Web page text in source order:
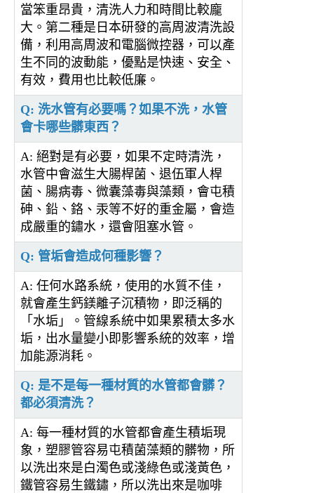
當笨重昂貴，清洗人力和時間比較龐
大。第二種是日本研發的高周波清洗設
備，利用高周波和電腦微控器，可以產
生不同的波動能，優點是快速、安全、
有效，費用也比較低廉。
Q: 洗水管有必要嗎？如果不洗，水管
會卡哪些髒東西？
A: 絕對是有必要，如果不定時清洗，
水管中會滋生大腸桿菌、退伍軍人桿
菌、腸病毒、微囊藻毒與藻類，會屯積
砷、鉛、鉻、汞等不好的重金屬，會造
成嚴重的鏽水，還會阻塞水管。
Q: 管垢會造成何種影響？
A: 任何水路系統，使用的水質不佳，
就會產生鈣鎂離子沉積物，即泛稱的
「水垢」。管線系統中如果累積太多水
垢，出水量變小即影響系統的效率，增
加能源消耗。
Q: 是不是每一種材質的水管都會髒？
都必須清洗？
A: 每一種材質的水管都會產生積垢現
象，塑膠管容易屯積菌藻類的髒物，所
以洗出來是白濁色或淺綠色或淺黃色，
鐵管容易生鐵鏽，所以洗出來是咖啡